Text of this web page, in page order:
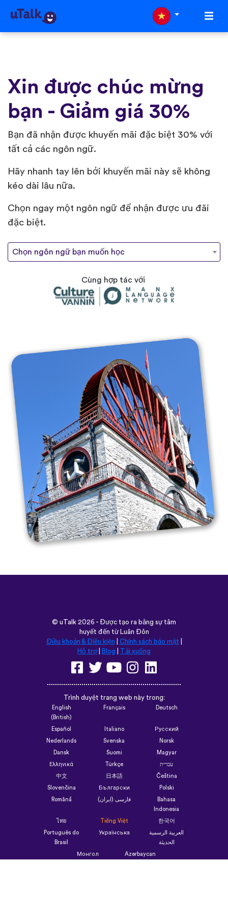
Xin được chúc mừng
bạn - Giảm giá 30%
Bạn đã nhận được khuyến mãi đặc biệt 30% với
tất cả các ngôn ngữ.
Hãy nhanh tay lên bởi khuyến mãi này sẽ không
kéo dài lâu nữa.
Chọn ngay một ngôn ngữ để nhận được ưu đãi
đặc biệt.
Chọn ngôn ngữ bạn muốn học
Cùng hợp tác với
© uTalk 2026 - Được tạo ra bằng sự tâm
huyết đến từ Luân Đôn
Điều khoản & Điều kiện
Chính sách bảo mật
Hỗ trợ
Blog Tải xuống
Trình duyệt trang web này trong:
English
(British)
Français Deutsch
Español Italiano Русский
Nederlands Svenska Norsk
Dansk Suomi Magyar
Ελληνικά Türkçe עברית
中文 日本語 Čeština
Slovenčina Български Polski
Română فارسی (ایران)
Bahasa
Indonesia
ไทย Tiếng Việt 한국어
Português do
Brasil
Українська
العربية الرسمية
الحديثة
Монгол
Azərbaycan